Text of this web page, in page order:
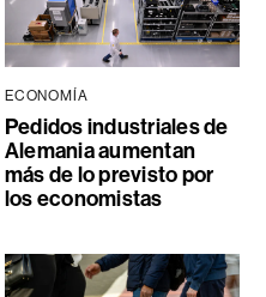
ECONOMÍA
Pedidos industriales de
Alemania aumentan
más de lo previsto por
los economistas